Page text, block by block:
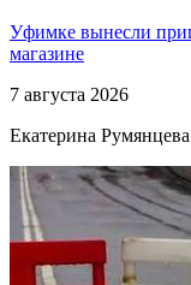
Уфимке вынесли
магазине
7 августа 2026
Екатерина Румянцева